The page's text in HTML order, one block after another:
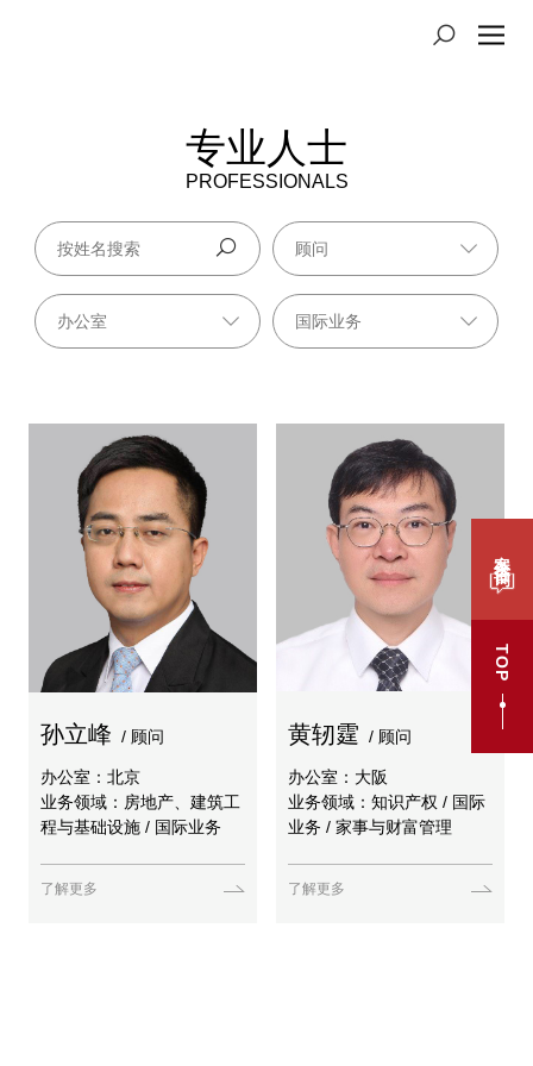
TOP
专业人士
PROFESSIONALS
孙立峰 / 顾问
办公室：北京
业务领域：房地产、建筑工
程与基础设施 / 国际业务
了解更多
黄轫霆 / 顾问
办公室：大阪
业务领域：知识产权 / 国际
业务 / 家事与财富管理
了解更多